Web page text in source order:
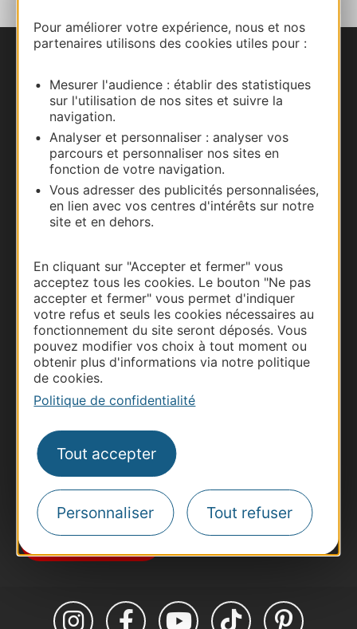
Pour améliorer votre expérience, nous et nos
partenaires utilisons des cookies utiles pour :
Mesurer l'audience : établir des statistiques
sur l'utilisation de nos sites et suivre la
navigation.
Analyser et personnaliser : analyser vos
parcours et personnaliser nos sites en
fonction de votre navigation.
Vous adresser des publicités personnalisées,
en lien avec vos centres d'intérêts sur notre
site et en dehors.
En cliquant sur "Accepter et fermer" vous
acceptez tous les cookies. Le bouton "Ne pas
accepter et fermer" vous permet d'indiquer
votre refus et seuls les cookies nécessaires au
fonctionnement du site seront déposés. Vous
pouvez modifier vos choix à tout moment ou
obtenir plus d'informations via notre politique
de cookies.
Politique de confidentialité
Tout accepter
Personnaliser Tout refuser
Carte interactive
Documentation
Thermalisme
Business/Mice
Pros d'Occitanie
Site presse et d'influence
Voyagistes
Destination Sport
Destination Occitanie pour recevoir des
suggestions de séjours, de visites et de sorties.
Je m'abonne